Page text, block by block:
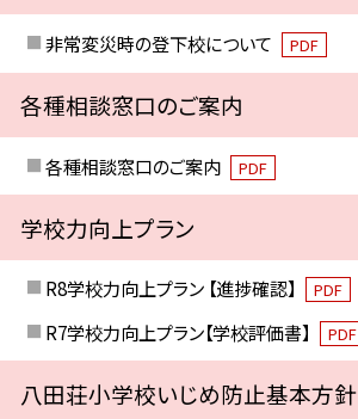
非常変災時の登下校について PDF
各種相談窓口のご案内
各種相談窓口のご案内 PDF
学校力向上プラン
R8学校力向上プラン 【進捗確認】 PDF
R7学校力向上プラン【学校評価書】 PDF
八田荘小学校いじめ防止基本方針